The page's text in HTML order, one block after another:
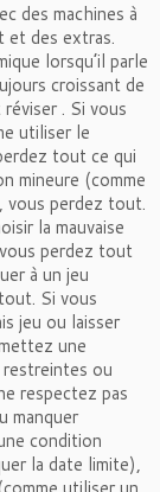
des machines à
et des extras.
lorsqu’il parle
croissant de
. Si vous
utiliser le
tout ce qui
mineure (comme
vous perdez tout.
la mauvaise
perdez tout
à un jeu
Si vous
jeu ou laisser
une
restreintes ou
respectez pas
manquer
condition
la date limite),